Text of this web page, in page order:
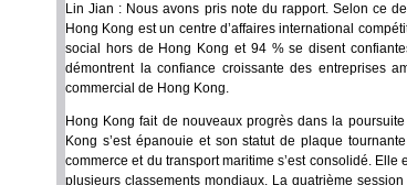
Lin Jian : Nous avons pris note du rapport. Selon ce
Hong Kong est un centre d’affaires international
social hors de Hong Kong et 94 % se disent
démontrent la confiance croissante des entreprises
commercial de Hong Kong.
Hong Kong fait de nouveaux progrès dans la
Kong s’est épanouie et son statut de plaque
commerce et du transport maritime s’est consolidé.
plusieurs classements mondiaux. La quatrième